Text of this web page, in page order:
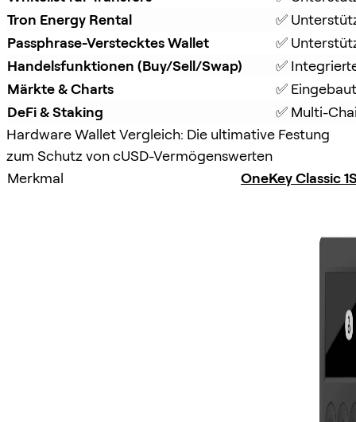
Tron Energy Rental
✅
Passphrase-Verstecktes Wallet
✅
Handelsfunktionen (Buy/Sell/Swap)
✅
Märkte & Charts
✅
DeFi & Staking
✅ Multi-
Hardware Wallet Vergleich: Die ultimative Festung
zum Schutz von cUSD-Vermögenswerten
Merkmal
OneKey Classic